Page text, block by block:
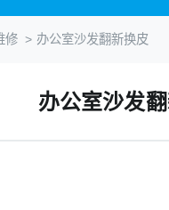
修 > 办公室沙发翻新换皮
办公室沙发